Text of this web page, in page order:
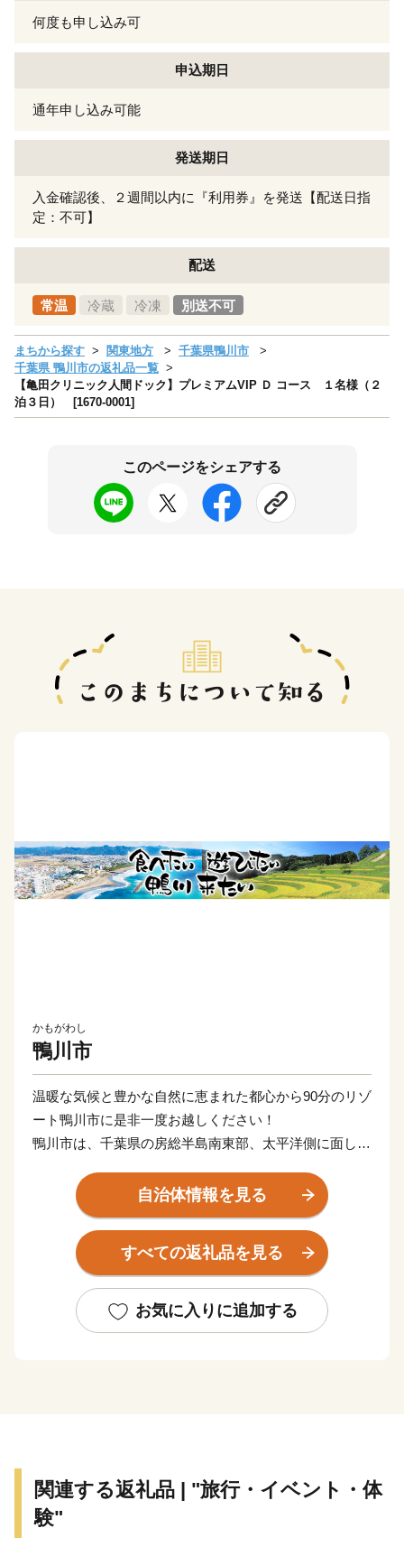
何度も申し込み可
申込期日
通年申し込み可能
発送期日
入金確認後、２週間以内に『利用券』を発送【配送日指
定：不可】
配送
常温 冷蔵 冷凍 別送不可
まちから探す 関東地方
千葉県鴨川市
千葉県 鴨川市の返礼品一覧
【亀田クリニック人間ドック】プレミアムVIP Ｄ コース １名様（２
泊３日） [1670-0001]
このページをシェアする
かもがわし
鴨川市
温暖な気候と豊かな自然に恵まれた都心から90分のリゾ
ート鴨川市に是非一度お越しください！
鴨川市は、千葉県の房総半島南東部、太平洋側に面し、
る嶺岡山系との間に、米どころとして知られる長狭平野
が開け、その平野が太平洋に面した地域に市街地が形成
温暖な気候と豊かな自然環境、新鮮で豊富な食材に代表
される貴重な自然資源はもとより、全国レベルの集客力
環境や特色ある保育・教育環境など、まちづくりの基盤
となる地域資源を多数有しています。
自治体情報を見る
すべての返礼品を見る
お気に入りに追加する
関連する返礼品 | "旅行・イベント・体
験"